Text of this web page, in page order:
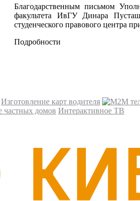
Благодарственным письмом
факультета ИвГУ Динара
студенческого правового центра
Подробности
Изготовление карт водителя
частных домов Интерактивное ТВ